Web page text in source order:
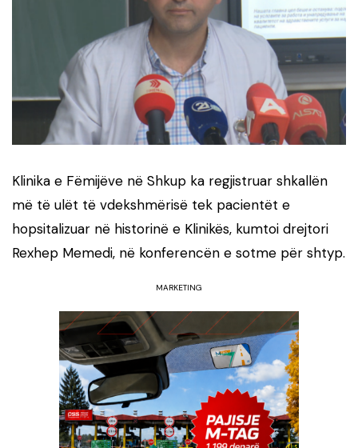
Klinika e Fëmijëve në Shkup ka regjistruar shkallën
më të ulët të vdekshmërisë tek pacientët e
hopsitalizuar në historinë e Klinikës, kumtoi drejtori
Rexhep Memedi, në konferencën e sotme për shtyp.
MARKETING